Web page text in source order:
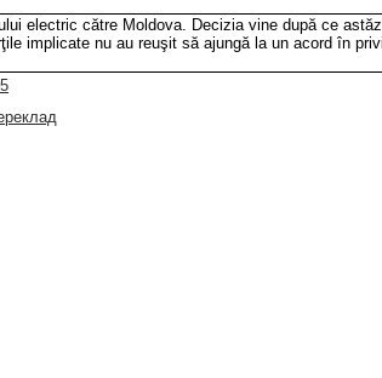
electric către Moldova. Decizia vine după ce
implicate nu au reuşit să ajungă la un acord în